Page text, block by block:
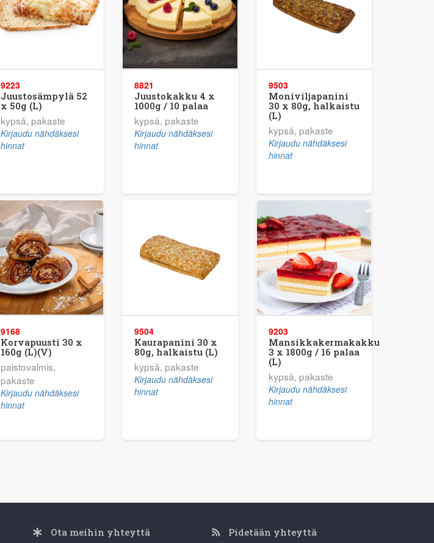
9223
Juustosämpylä 52
x 50g (L)
kypsä, pakaste
Kirjaudu nähdäksesi
hinnat
8821
Juustokakku 4 x
1000g / 10 palaa
kypsä, pakaste
Kirjaudu nähdäksesi
hinnat
9503
Moniviljapanini
30 x 80g, halkaistu
(L)
kypsä, pakaste
Kirjaudu nähdäksesi
hinnat
9168
Korvapuusti 30 x
160g (L)(V)
paistovalmis,
pakaste
Kirjaudu nähdäksesi
hinnat
9504
Kaurapanini 30 x
80g, halkaistu (L)
kypsä, pakaste
Kirjaudu nähdäksesi
hinnat
9203
Mansikkakermakakku
3 x 1800g / 16 palaa
(L)
kypsä, pakaste
Kirjaudu nähdäksesi
hinnat
Ota meihin yhteyttä Pidetään yhteyttä